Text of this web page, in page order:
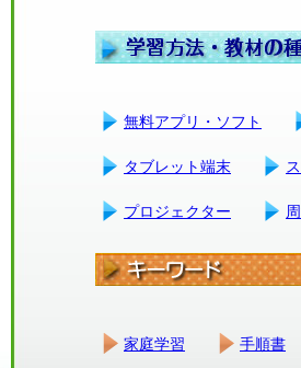
無料アプリ・ソフト
タブレット端末
プロジェクター
家庭学習 手順書